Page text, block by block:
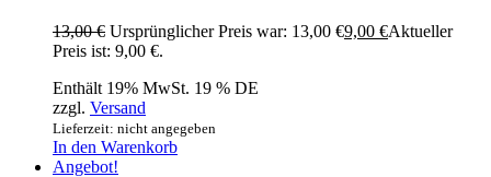
13,00€ Ursprünglicher Preis war: 13,00 €9,00 €Aktueller
Preis ist: 9,00 €.
Enthält 19% MwSt. 19 % DE
zzgl. Versand
Lieferzeit: nicht angegeben
In den Warenkorb
Angebot!